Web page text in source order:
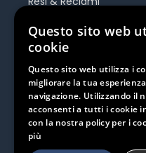
Be Social
Seguici e rimani
e iniziative.
Questo sito web
cookie
Questo sito web utilizza i
migliorare la tua
navigazione. Utilizzando il
acconsenti a tutti i cookie
con la nostra policy per i
più